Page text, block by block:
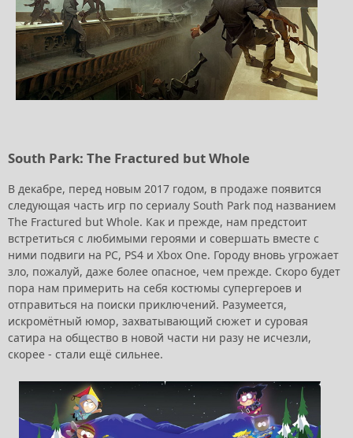
South Park: The Fractured but Whole
В декабре, перед новым 2017 годом, в продаже появится
следующая часть игр по сериалу South Park под названием
The Fractured but Whole. Как и прежде, нам предстоит
встретиться с любимыми героями и совершать вместе с
ними подвиги на PC, PS4 и Xbox One. Городу вновь угрожает
зло, пожалуй, даже более опасное, чем прежде. Скоро будет
пора нам примерить на себя костюмы супергероев и
отправиться на поиски приключений. Разумеется,
искромётный юмор, захватывающий сюжет и суровая
сатира на общество в новой части ни разу не исчезли,
скорее - стали ещё сильнее.